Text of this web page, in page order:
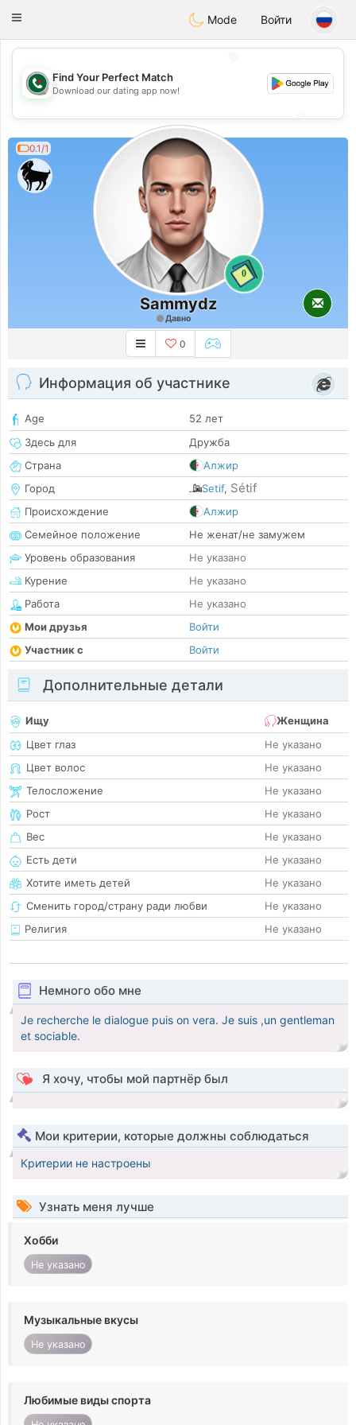
Weshrak
Toggle
Mode Войти
💖
💕
Find Your Perfect Match
Download our dating app now!
0.1/1
0
Sammydz
Давно
0
Информация об участнике
Age
52 лет
Здесь для
Дружба
Страна
Алжир
Город
Setif, Sétif
Происхождение
Алжир
Семейное положение
Не женат/не замужем
Уровень образования
Не указано
Курение
Не указано
Работа
Не указано
Мои друзья
Войти
Участник с
Войти
Дополнительные детали
Ищу
Женщина
Цвет глаз
Не указано
Цвет волос
Не указано
Телосложение
Не указано
Рост
Не указано
Вес
Не указано
Есть дети
Не указано
Хотите иметь детей
Не указано
Сменить город/страну ради любви
Не указано
Религия
Не указано
Немного обо мне
Je recherche le dialogue puis on vera. Je suis ,un gentleman
et sociable.
Я хочу, чтобы мой партнёр был
Мои критерии, которые должны соблюдаться
Критерии не настроены
Узнать меня лучше
Хобби
Не указано
Музыкальные вкусы
Не указано
Любимые виды спорта